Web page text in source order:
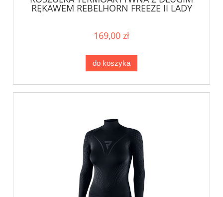
RĘKAWEM REBELHORN FREEZE II LADY
169,00 zł
do koszyka